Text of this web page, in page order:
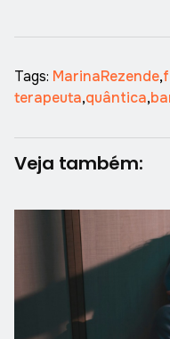
Tags: MarinaRezende,
terapeuta,quântica,
Veja também: